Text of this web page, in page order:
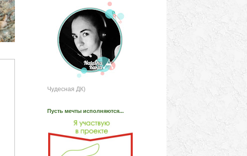
Чудесная ДК)
Пусть мечты исполняются...